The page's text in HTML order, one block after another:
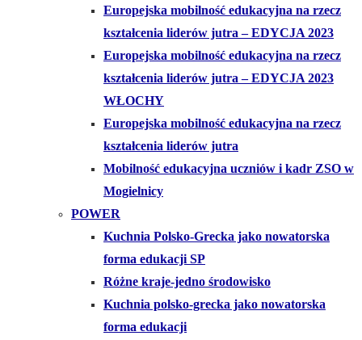
Europejska mobilność edukacyjna na rzecz
kształcenia liderów jutra – EDYCJA 2023
Europejska mobilność edukacyjna na rzecz
kształcenia liderów jutra – EDYCJA 2023
WŁOCHY
Europejska mobilność edukacyjna na rzecz
kształcenia liderów jutra
Mobilność edukacyjna uczniów i kadr ZSO w
Mogielnicy
POWER
Kuchnia Polsko-Grecka jako nowatorska
forma edukacji SP
Różne kraje-jedno środowisko
Kuchnia polsko-grecka jako nowatorska
forma edukacji